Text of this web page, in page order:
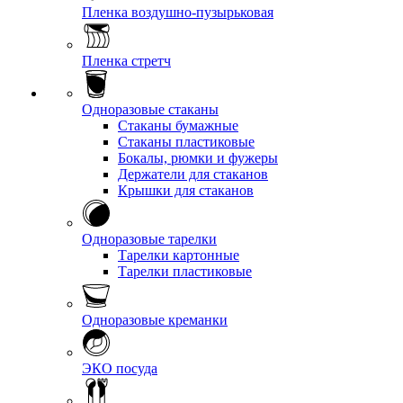
Пленка воздушно-пузырьковая
Пленка стретч
Одноразовые стаканы
Стаканы бумажные
Стаканы пластиковые
Бокалы, рюмки и фужеры
Держатели для стаканов
Крышки для стаканов
Одноразовые тарелки
Тарелки картонные
Тарелки пластиковые
Одноразовые креманки
ЭКО посуда